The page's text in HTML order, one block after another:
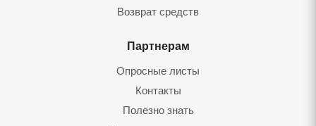
Возврат средств
Партнерам
Опросные листы
Контакты
Полезно знать